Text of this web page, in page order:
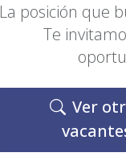
La posición que
Te
Ver